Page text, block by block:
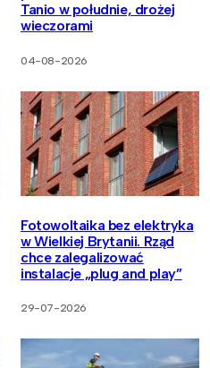
Tanio w południe, drożej
wieczorami
04-08-2026
Fotowoltaika bez elektryka
w Wielkiej Brytanii. Rząd
chce zalegalizować
instalacje „plug and play”
29-07-2026